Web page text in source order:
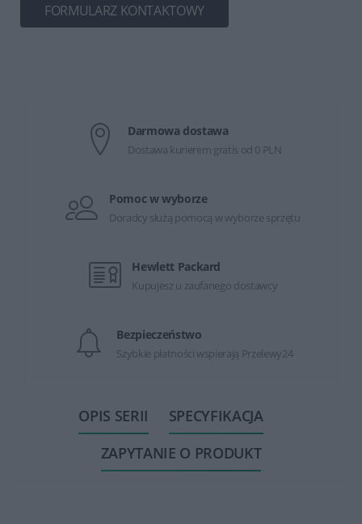
FORMULARZ KONTAKTOWY
Darmowa dostawa
Dostawa kurierem gratis od 0 PLN
Pomoc w wyborze
Doradcy służą pomocą w wyborze sprzętu
Hewlett Packard
Kupujesz u zaufanego dostawcy
Bezpieczeństwo
Szybkie płatności wspierają Przelewy24
OPIS SERII
SPECYFIKACJA
ZAPYTANIE O PRODUKT